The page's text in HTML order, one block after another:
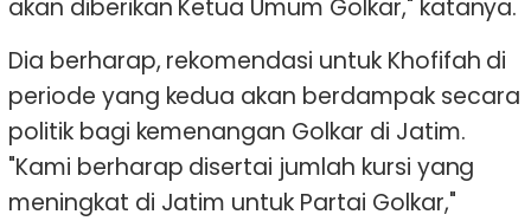
akan diberikan Ketua Umum Golkar," katanya.
Dia berharap, rekomendasi untuk Khofifah di
periode yang kedua akan berdampak secara
politik bagi kemenangan Golkar di Jatim.
"Kami berharap disertai jumlah kursi yang
meningkat di Jatim untuk Partai Golkar,"